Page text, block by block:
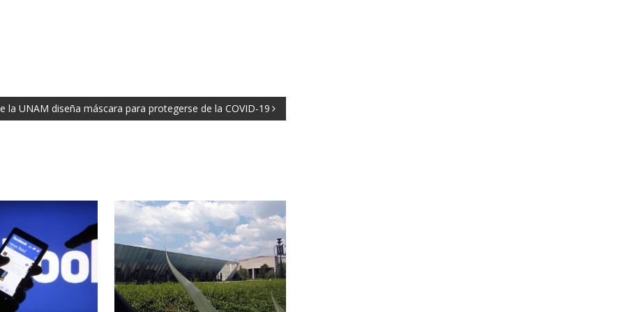
la UNAM diseña máscara para protegerse de la COVID-19